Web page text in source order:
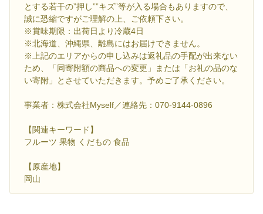
とする若干の”押し””キズ”等が入る場合もありますので、
誠に恐縮ですがご理解の上、ご依頼下さい。
※賞味期限：出荷日より冷蔵4日
※北海道、沖縄県、離島にはお届けできません。
※上記のエリアからの申し込みは返礼品の手配が出来ない
ため、「同寄附額の商品への変更」または「お礼の品のな
い寄附」とさせていただきます。予めご了承ください。
事業者：株式会社Myself／連絡先：070-9144-0896
【関連キーワード】
フルーツ 果物 くだもの 食品
【原産地】
岡山